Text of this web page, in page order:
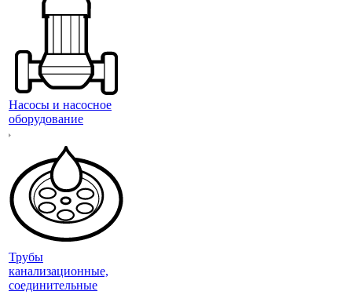
Насосы и насосное
оборудование
Трубы
канализационные,
соединительные